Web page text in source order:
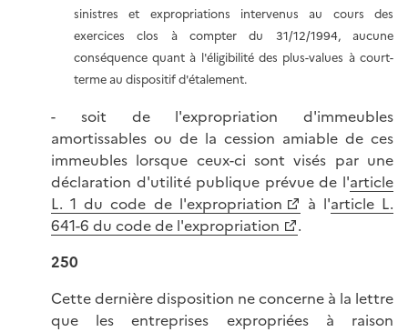
sinistres et expropriations intervenus au cours des
exercices clos à compter du 31/12/1994, aucune
conséquence quant à l'éligibilité des plus-values à court-
terme au dispositif d'étalement.
- soit de l'expropriation d'immeubles
amortissables ou de la cession amiable de ces
immeubles lorsque ceux-ci sont visés par une
déclaration d'utilité publique prévue de l'article
L. 1 du code de l'expropriation
à l'article L.
641-6 du code de l'expropriation
.
250
Cette dernière disposition ne concerne à la lettre
que les entreprises expropriées à raison